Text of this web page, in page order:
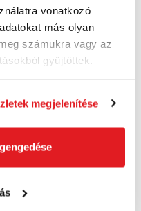
vonatkozó
más olyan
számukra vagy az
gyűjtöttek.
megjelenítése
Kosárba